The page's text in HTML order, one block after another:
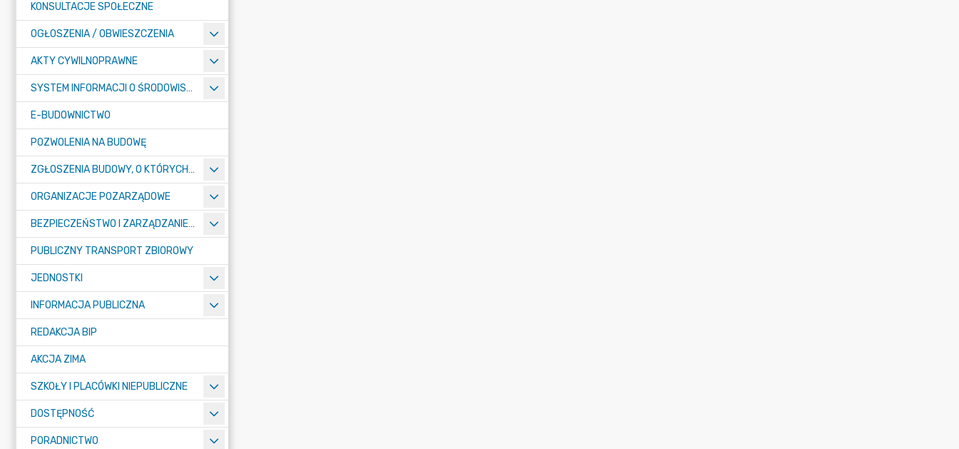
KONSULTACJE SPOŁECZNE
OGŁOSZENIA / OBWIESZCZENIA
AKTY CYWILNOPRAWNE
SYSTEM INFORMACJI O ŚRODOWISKU
E-BUDOWNICTWO
POZWOLENIA NA BUDOWĘ
ZGŁOSZENIA BUDOWY, O KTÓRYCH MOWA W ART. 29 UST. 1 PKT 1A, 2B I 19A USTAWY PRAWO BUDOWLANE
ORGANIZACJE POZARZĄDOWE
BEZPIECZEŃSTWO I ZARZĄDZANIE KRYZYSOWE
PUBLICZNY TRANSPORT ZBIOROWY
JEDNOSTKI
INFORMACJA PUBLICZNA
REDAKCJA BIP
AKCJA ZIMA
SZKOŁY I PLACÓWKI NIEPUBLICZNE
DOSTĘPNOŚĆ
PORADNICTWO